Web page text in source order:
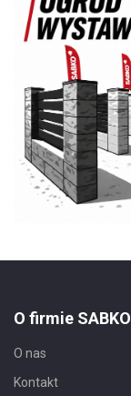
O firmie SABKO
O nas
Kontakt